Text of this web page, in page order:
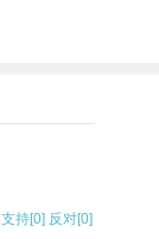
支持[0] 反对[0]